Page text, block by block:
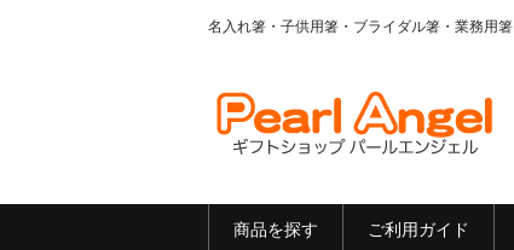
名入れ箸・子供用箸・ブライダル箸・業務用箸
商品を探す ご利用ガイド